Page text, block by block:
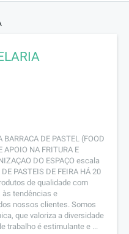
DE PASTEL (FOOD
APOIO NA FRITURA E
DO ESPAÇO escala
PASTEIS DE FEIRA HÁ 20
de qualidade com
tendências e
nossos clientes. Somos
que valoriza a diversidade
trabalho é estimulante e ...